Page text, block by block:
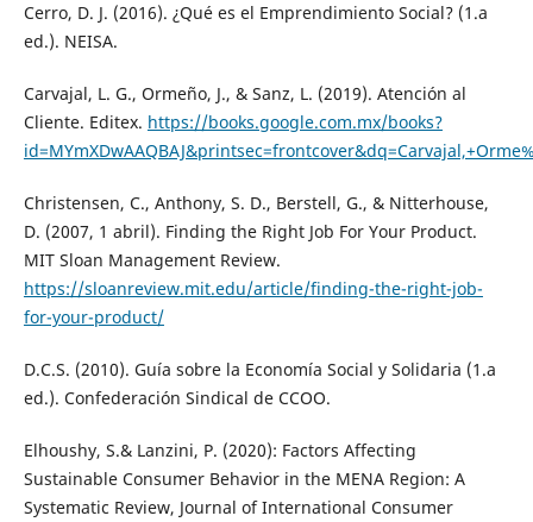
Cerro, D. J. (2016). ¿Qué es el Emprendimiento Social? (1.a
ed.). NEISA.
Carvajal, L. G., Ormeño, J., & Sanz, L. (2019). Atención al
Cliente. Editex. https://books.google.com.mx/books?
Christensen, C., Anthony, S. D., Berstell, G., & Nitterhouse,
D. (2007, 1 abril). Finding the Right Job For Your Product.
MIT Sloan Management Review.
https://sloanreview.mit.edu/article/finding-the-right-job-
for-your-product/
D.C.S. (2010). Guía sobre la Economía Social y Solidaria (1.a
ed.). Confederación Sindical de CCOO.
Elhoushy, S.& Lanzini, P. (2020): Factors Affecting
Sustainable Consumer Behavior in the MENA Region: A
Systematic Review, Journal of International Consumer